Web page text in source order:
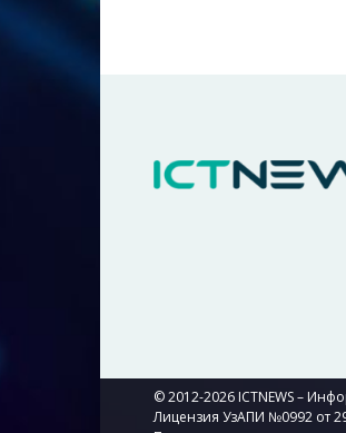
© 2012-2026 ICTNEWS –
Лицензия УзАПИ №0992 от